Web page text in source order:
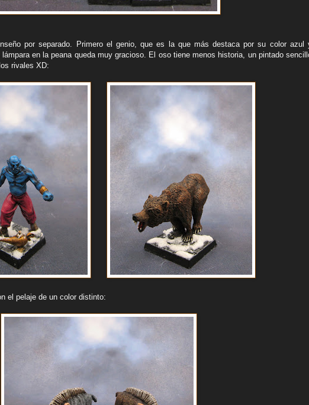
por separado. Primero el genio, que es la que más destaca por su color azul
en la peana queda muy gracioso. El oso tiene menos historia, un pintado
rivales XD:
el pelaje de un color distinto: